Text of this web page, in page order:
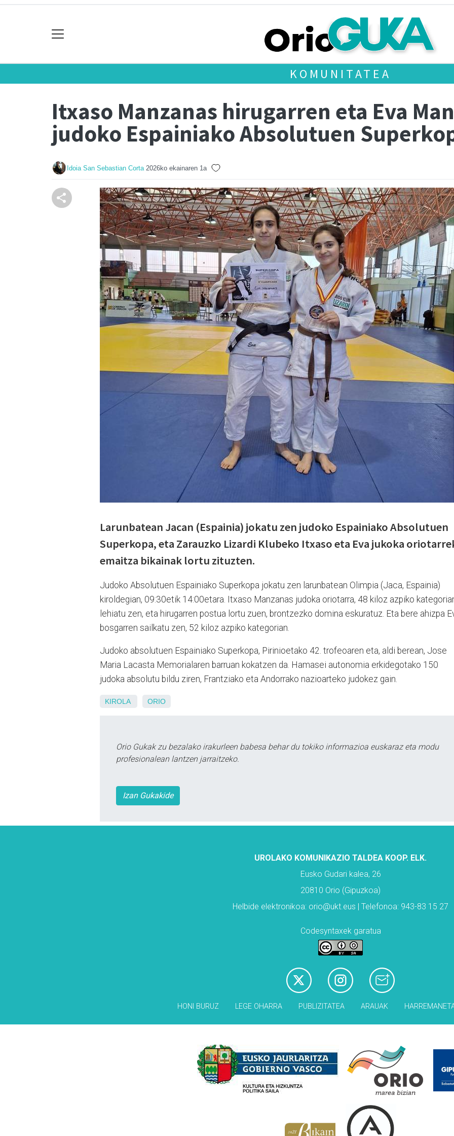
KOMUNITATEA
Itxaso Manzanas hirugarren eta Eva
judoko Espainiako Absolutuen
Idoia San Sebastian Corta 2026ko ekainaren 1a
Larunbatean Jacan (Espainia) jokatu zen judoko Espainiako Absolutuen
Superkopa, eta Zarauzko Lizardi Klubeko Itxaso eta Eva jukoka
emaitza bikainak lortu zituzten.
Judoko Absolutuen Espainiako Superkopa jokatu zen larunbatean Olimpia (Jaca, Espainia)
kiroldegian, 09:30etik 14:00etara. Itxaso Manzanas judoka oriotarra, 48 kiloz azpiko
lehiatu zen, eta hirugarren postua lortu zuen, brontzezko domina eskuratuz. Eta bere ahizpa
bosgarren sailkatu zen, 52 kiloz azpiko kategorian.
Judoko absolutuen Espainiako Superkopa, Pirinioetako 42. trofeoaren eta, aldi berean, Jose
Maria Lacasta Memorialaren barruan kokatzen da. Hamasei autonomia erkidegotako 150
judoka absolutu bildu ziren, Frantziako eta Andorrako nazioarteko judokez gain.
KIROLA ORIO
Orio Gukak zu bezalako irakurleen babesa behar du tokiko informazioa euskaraz eta modu
profesionalean lantzen jarraitzeko.
Izan Gukakide
UROLAKO KOMUNIKAZIO TALDEA KOOP. ELK.
Eusko Gudari kalea, 26
20810 Orio (Gipuzkoa)
Helbide elektronikoa: orio@ukt.eus | Telefonoa: 943-83 15 27
Codesyntaxek garatua
HONI BURUZ LEGE OHARRA PUBLIZITATEA ARAUAK